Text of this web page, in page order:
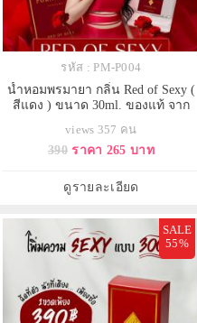
รหัส : PM-P004
น้ำหอมพรมายา กลิ่น Red of Sexy (
สีแดง ) ขนาด 30ml. ของแท้ จาก
views 357 คน
390 ราคา 265 บาท
ดูรายละเอียด
SALE
55%